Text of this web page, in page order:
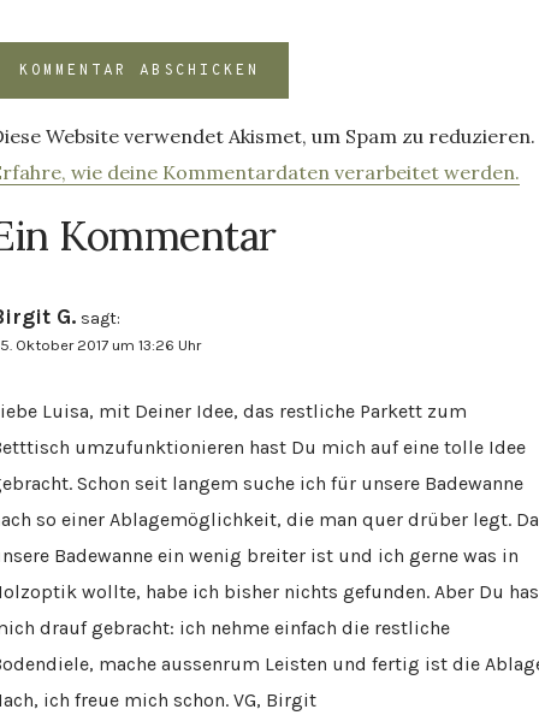
Website verwendet Akismet, um Spam zu reduzieren.
wie deine Kommentardaten verarbeitet werden.
Kommentar
G. sagt:
Oktober 2017 um 13:26 Uhr
Luisa, mit Deiner Idee, das restliche Parkett zum
umzufunktionieren hast Du mich auf eine tolle Idee
Schon seit langem suche ich für unsere Badewanne
so einer Ablagemöglichkeit, die man quer drüber legt. Da
Badewanne ein wenig breiter ist und ich gerne was in
wollte, habe ich bisher nichts gefunden. Aber Du
drauf gebracht: ich nehme einfach die restliche
mache aussenrum Leisten und fertig ist die
ich freue mich schon. VG, Birgit